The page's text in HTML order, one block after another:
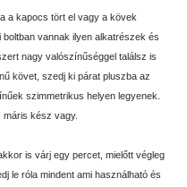
a kapocs tört el vagy a kövek
boltban vannak ilyen alkatrészek és
nagy valószínűséggel találsz is
követ, szedj ki párat pluszba az
szimmetrikus helyen legyenek.
kész vagy.
is várj egy percet, mielőtt végleg
le róla mindent ami használható és